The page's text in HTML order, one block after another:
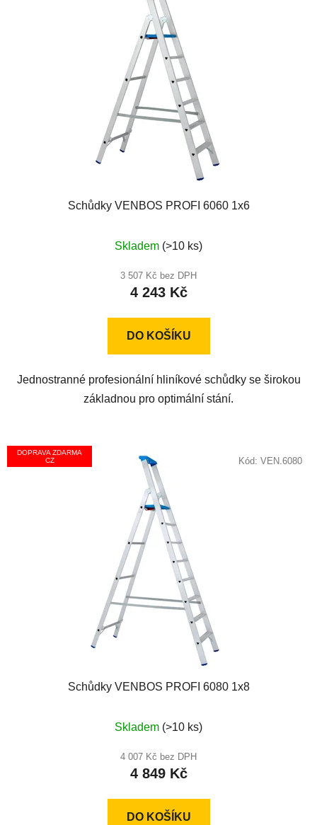
Schůdky VENBOS PROFI 6060 1x6
hodnocení
produktu
je
z
Skladem (>10 ks)
3 507 Kč bez DPH
4 243 Kč
DO KOŠÍKU
Jednostranné profesionální hliníkové schůdky se širokou
základnou pro optimální stání.
DOPRAVA ZDARMA
CZ
Schůdky VENBOS PROFI 6080 1x8
hodnocení
produktu
je
z
Skladem (>10 ks)
4 007 Kč bez DPH
4 849 Kč
DO KOŠÍKU
Kód: VEN.6080